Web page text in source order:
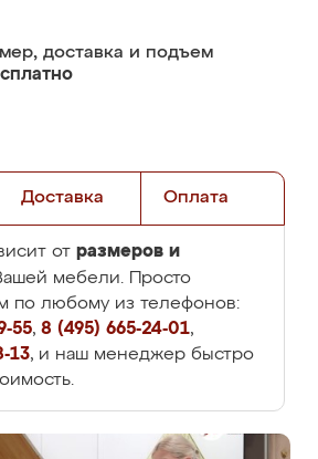
доставка и подъем
Доставка Оплата
от размеров и
мебели. Просто
по любому из телефонов:
55, 8 (495) 665-24-01,
13, и наш менеджер быстро